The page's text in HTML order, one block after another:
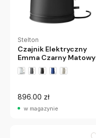
Stelton
Czajnik Elektryczny
Emma Czarny Matowy
Stelton
896.00 zł
w magazynie